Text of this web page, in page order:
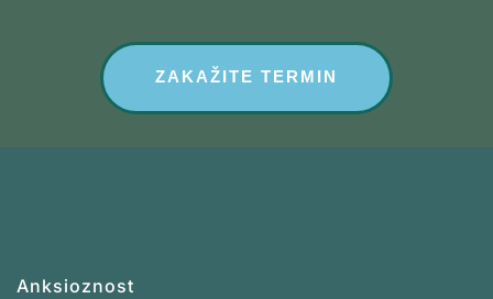
ZAKAŽITE TERMIN
Anksioznost